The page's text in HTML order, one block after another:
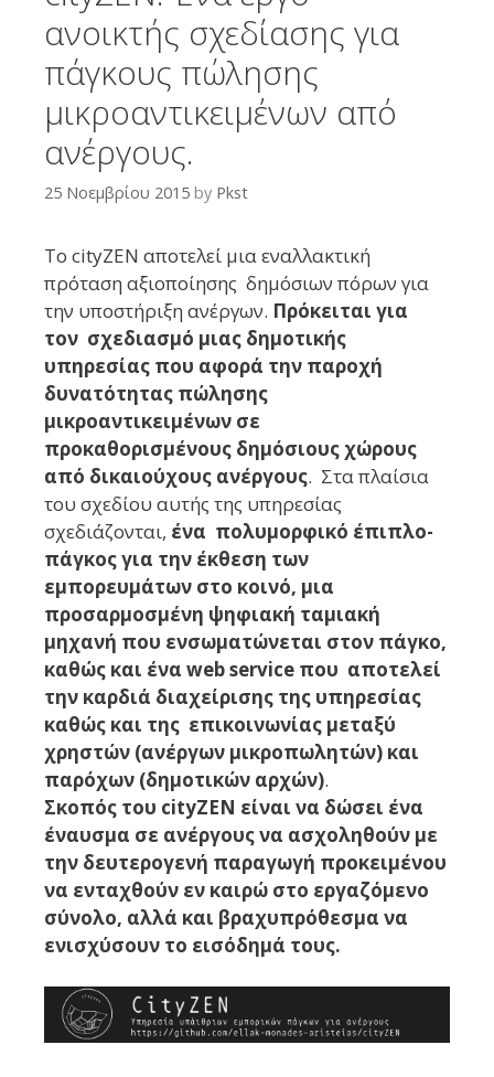
ανοικτής σχεδίασης για
πάγκους πώλησης
μικροαντικειμένων από
ανέργους.
25 Νοεμβρίου 2015 by Pkst
Το cityZEN αποτελεί μια εναλλακτική
πρόταση αξιοποίησης δημόσιων πόρων για
την υποστήριξη ανέργων. Πρόκειται για
τον σχεδιασμό μιας δημοτικής
υπηρεσίας που αφορά την παροχή
δυνατότητας πώλησης
μικροαντικειμένων σε
προκαθορισμένους δημόσιους χώρους
από δικαιούχους ανέργους. Στα πλαίσια
του σχεδίου αυτής της υπηρεσίας
σχεδιάζονται, ένα πολυμορφικό έπιπλο-
πάγκος για την έκθεση των
εμπορευμάτων στο κοινό, μια
προσαρμοσμένη ψηφιακή ταμιακή
μηχανή που ενσωματώνεται στον πάγκο,
καθώς και ένα web service που αποτελεί
την καρδιά διαχείρισης της υπηρεσίας
καθώς και της επικοινωνίας μεταξύ
χρηστών (ανέργων μικροπωλητών) και
παρόχων (δημοτικών αρχών).
Σκοπός του cityZEN είναι να δώσει ένα
έναυσμα σε ανέργους να ασχοληθούν με
την δευτερογενή παραγωγή προκειμένου
να ενταχθούν εν καιρώ στο εργαζόμενο
σύνολο, αλλά και βραχυπρόθεσμα να
ενισχύσουν το εισόδημά τους.